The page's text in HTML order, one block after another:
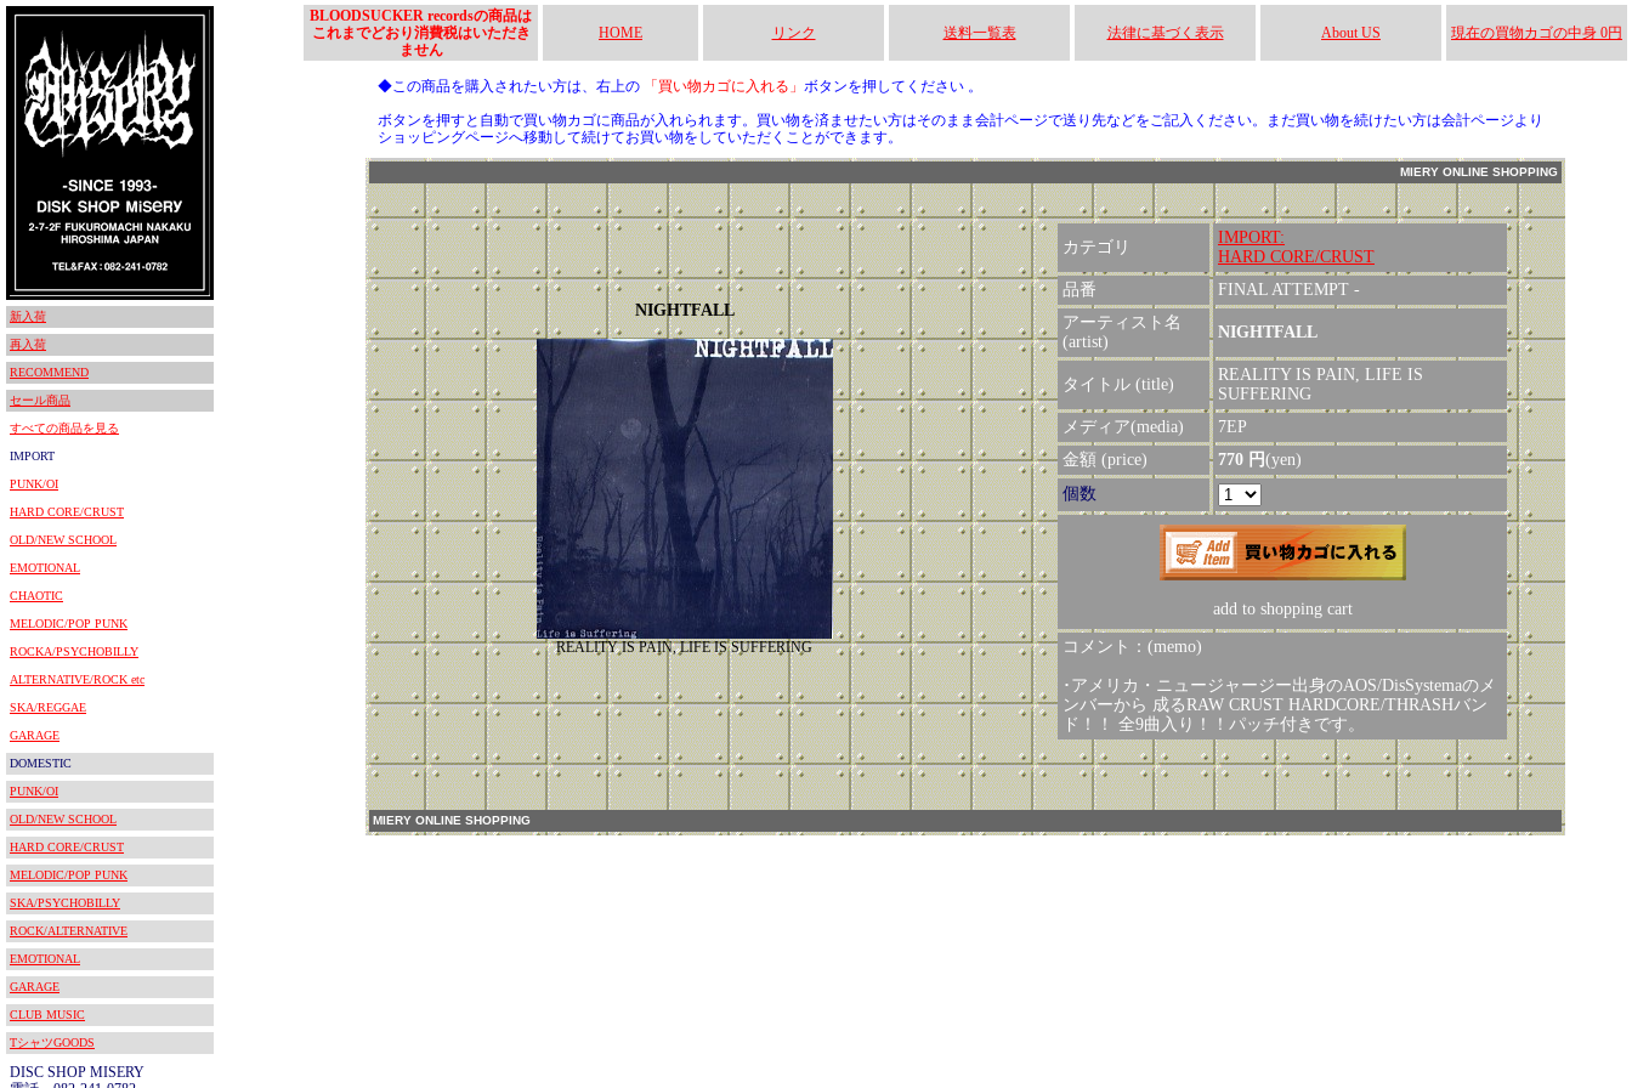
新入荷
再入荷
RECOMMEND
セール商品
すべての商品を見る
IMPORT
PUNK/OI
HARD CORE/CRUST
OLD/NEW SCHOOL
EMOTIONAL
CHAOTIC
MELODIC/POP PUNK
ROCKA/PSYCHOBILLY
ALTERNATIVE/ROCK etc
SKA/REGGAE
GARAGE
DOMESTIC
PUNK/OI
OLD/NEW SCHOOL
HARD CORE/CRUST
MELODIC/POP PUNK
SKA/PSYCHOBILLY
ROCK/ALTERNATIVE
EMOTIONAL
GARAGE
CLUB MUSIC
TシャツGOODS
DISC SHOP MISERY
BLOODSUCKER recordsの商品は
これまでどおり消費税はいただき
ません
HOME リンク 送料一覧表 法律に基づく表示 About US 現在の買物カゴの中身 0円
◆この商品を購入されたい方は、右上の 「買い物カゴに入れる」 ボタンを押してください 。
ボタンを押すと自動で買い物カゴに商品が入れられます。買い物を済ませたい方はそのまま会計ページで送り先などをご記入ください。まだ買い物を続けたい方は会計ページより
ショッピングページへ移動して続けてお買い物をしていただくことができます。
MIERY ONLINE SHOPPING
NIGHTFALL
REALITY IS PAIN, LIFE IS SUFFERING
カテゴリ
IMPORT:
HARD CORE/CRUST
品番
FINAL ATTEMPT -
アーティスト名
(artist)
NIGHTFALL
タイトル (title)
REALITY IS PAIN, LIFE IS
SUFFERING
メディア(media)
7EP
金額 (price)
770 円(yen)
個数
add to shopping cart
コメント：(memo)
･アメリカ・ニュージャージー出身のAOS/DisSystemaのメ
ンバーから 成るRAW CRUST HARDCORE/THRASHバン
ド！！ 全9曲入り！！パッチ付きです。
MIERY ONLINE SHOPPING